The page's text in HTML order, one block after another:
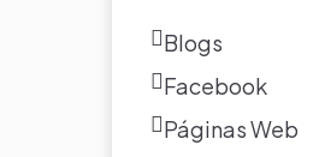
Blogs
Facebook
Páginas Web